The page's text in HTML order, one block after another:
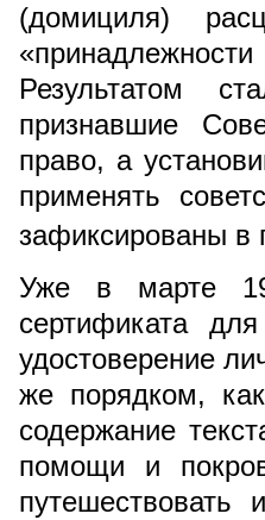
(домициля)
Результатом
признавшие
право, а
применять
зафиксированы в
Уже в марте
сертификата
удостоверение
же порядком,
содержание
помощи и